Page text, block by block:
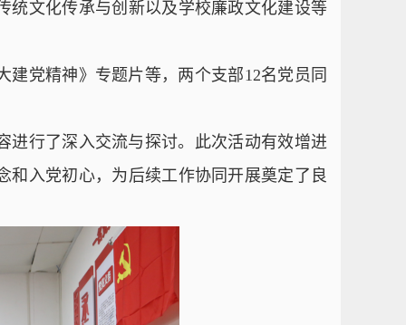
统文化传承与创新以及学校廉政文化建设等
党精神》专题片等，两个支部12名党员同
进行了深入交流与探讨。此次活动有效增进
和入党初心，为后续工作协同开展奠定了良